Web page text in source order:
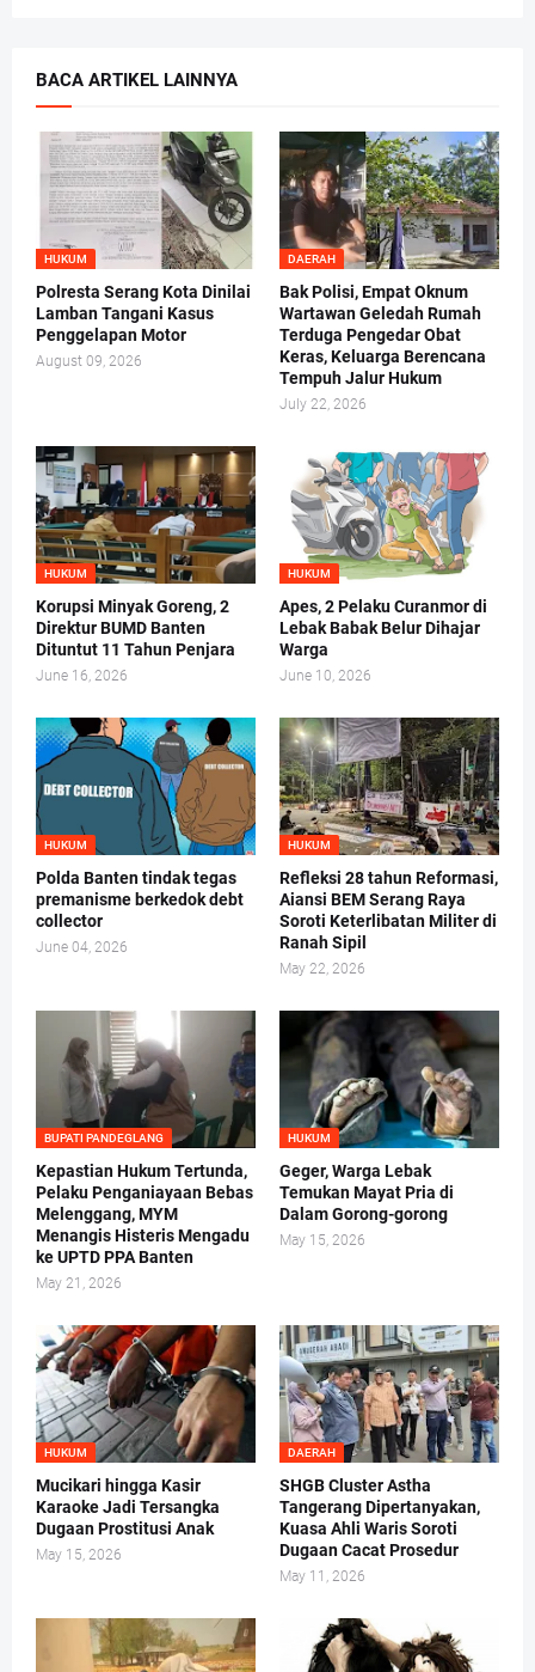
BACA ARTIKEL LAINNYA
HUKUM
Polresta Serang Kota Dinilai
Lamban Tangani Kasus
Penggelapan Motor
August 09, 2026
DAERAH
Bak Polisi, Empat Oknum
Wartawan Geledah Rumah
Terduga Pengedar Obat
Keras, Keluarga Berencana
Tempuh Jalur Hukum
July 22, 2026
HUKUM
Korupsi Minyak Goreng, 2
Direktur BUMD Banten
Dituntut 11 Tahun Penjara
June 16, 2026
HUKUM
Apes, 2 Pelaku Curanmor di
Lebak Babak Belur Dihajar
Warga
June 10, 2026
HUKUM
Polda Banten tindak tegas
premanisme berkedok debt
collector
June 04, 2026
HUKUM
Refleksi 28 tahun Reformasi,
Aiansi BEM Serang Raya
Soroti Keterlibatan Militer di
Ranah Sipil
May 22, 2026
BUPATI PANDEGLANG
Kepastian Hukum Tertunda,
Pelaku Penganiayaan Bebas
Melenggang, MYM
Menangis Histeris Mengadu
ke UPTD PPA Banten
May 21, 2026
HUKUM
Geger, Warga Lebak
Temukan Mayat Pria di
Dalam Gorong-gorong
May 15, 2026
HUKUM
Mucikari hingga Kasir
Karaoke Jadi Tersangka
Dugaan Prostitusi Anak
May 15, 2026
DAERAH
SHGB Cluster Astha
Tangerang Dipertanyakan,
Kuasa Ahli Waris Soroti
Dugaan Cacat Prosedur
May 11, 2026